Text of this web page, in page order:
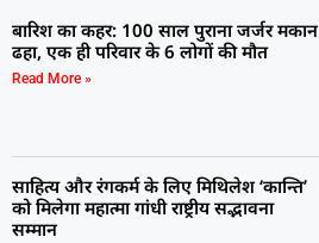
बारिश का कहर: 100 साल पुराना जर्जर मकान
ढहा, एक ही परिवार के 6 लोगों की मौत
Read More »
साहित्य और रंगकर्म के लिए मिथिलेश ‘कान्ति’
को मिलेगा महात्मा गांधी राष्ट्रीय सद्भावना
सम्मान